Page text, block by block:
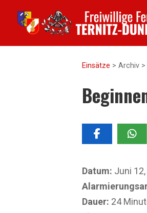
Einsätze > Archiv >
Datum: Juni
Dauer: 24